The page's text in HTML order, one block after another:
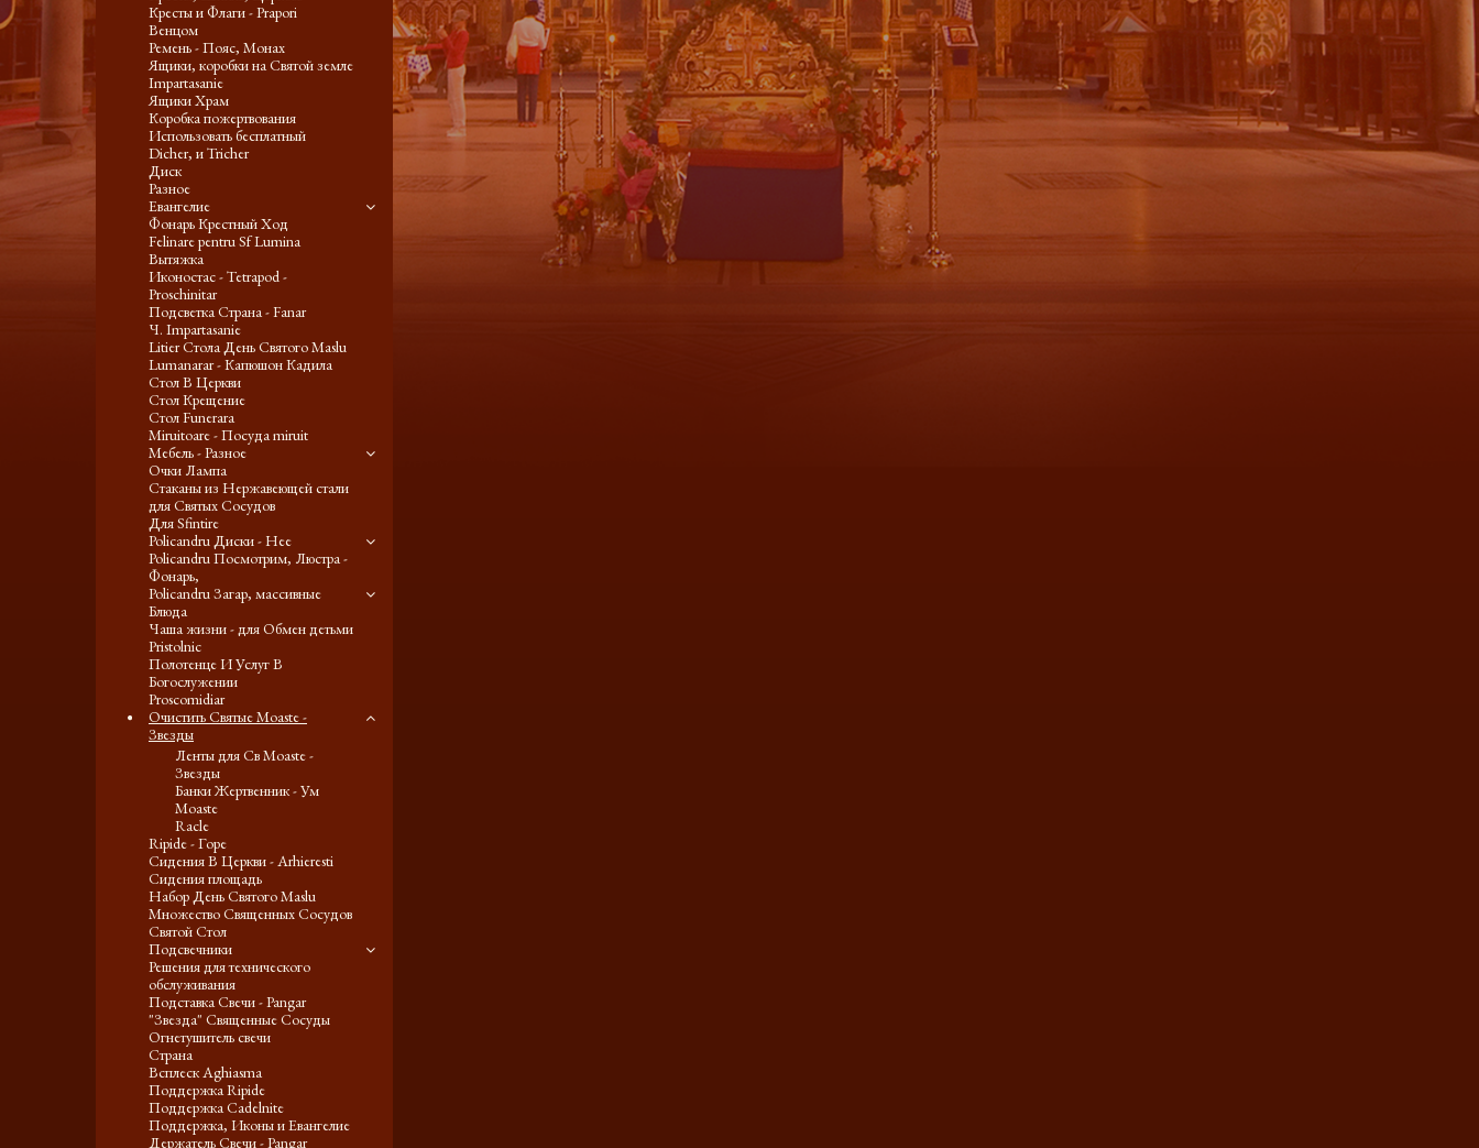
Кресты и Флаги - Prapori
Венцом
Ремень - Пояс, Монах
Ящики, коробки на Святой земле
Impartasanie
Ящики Храм
Коробка пожертвования
Использовать бесплатный
Dicher, и Tricher
Диск
Разное
Евангелие
Фонарь Крестный Ход
Felinare pentru Sf Lumina
Вытяжка
Иконостас - Tetrapod -
Proschinitar
Подсветка Страна - Fanar
Ч. Impartasanie
Litier Стола День Святого Maslu
Lumanarar - Капюшон Кадила
Стол В Церкви
Стол Крещение
Стол Funerara
Miruitoare - Посуда miruit
Мебель - Разное
Очки Лампа
Стаканы из Нержавеющей стали
для Святых Сосудов
Для Sfintire
Policandru Диски - Нее
Policandru Посмотрим, Люстра -
Фонарь,
Policandru Загар, массивные
Блюда
Чаша жизни - для Обмен детьми
Pristolnic
Полотенце И Услуг В
Богослужении
Proscomidiar
Очистить Святые Moaste -
Звезды
Ленты для Св Moaste -
Звезды
Банки Жертвенник - Ум
Moaste
Racle
Ripide - Горе
Сидения В Церкви - Arhieresti
Сидения площадь
Набор День Святого Maslu
Множество Священных Сосудов
Святой Стол
Подсвечники
Решения для технического
обслуживания
Подставка Свечи - Pangar
"Звезда" Священные Сосуды
Огнетушитель свечи
Страна
Всплеск Aghiasma
Поддержка Ripide
Поддержка Cadelnite
Поддержка, Иконы и Евангелие
Держатель Свечи - Pangar